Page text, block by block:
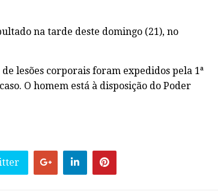
na tarde deste domingo (21), no
lesões corporais foram expedidos pela 1ª
O homem está à disposição do Poder